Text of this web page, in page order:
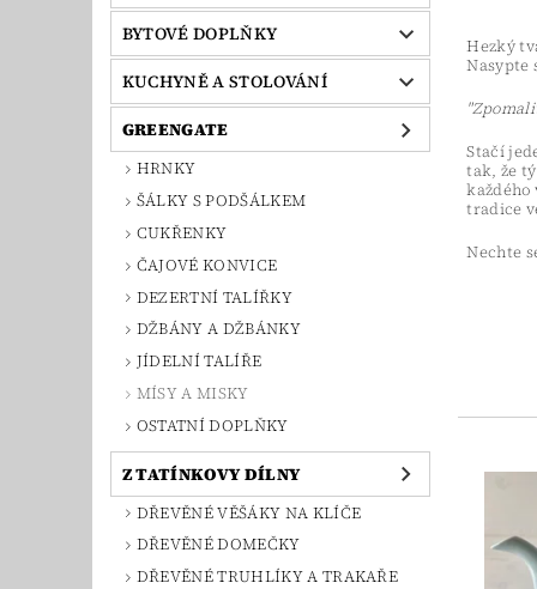
BYTOVÉ DOPLŇKY
KUCHYNĚ A STOLOVÁNÍ
GREENGATE
HRNKY
ŠÁLKY S PODŠÁLKEM
CUKŘENKY
ČAJOVÉ KONVICE
DEZERTNÍ TALÍŘKY
DŽBÁNY A DŽBÁNKY
JÍDELNÍ TALÍŘE
MÍSY A MISKY
OSTATNÍ DOPLŇKY
Z TATÍNKOVY DÍLNY
DŘEVĚNÉ VĚŠÁKY NA KLÍČE
DŘEVĚNÉ DOMEČKY
DŘEVĚNÉ TRUHLÍKY A TRAKAŘE
Hezký
Nasypte
Stačí
tak, že
každého
tradice
Nechte